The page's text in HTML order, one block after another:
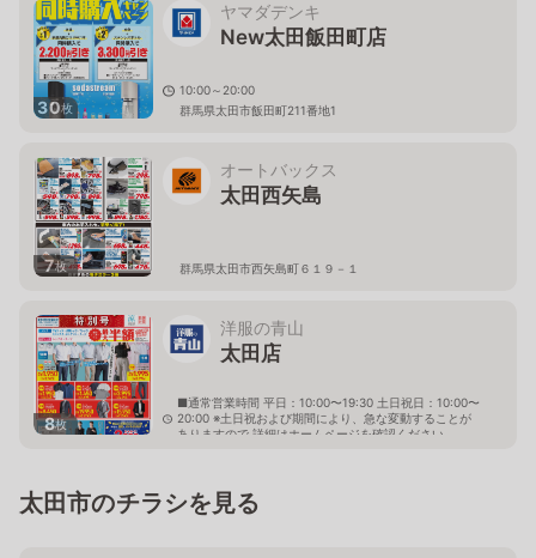
30枚
ヤマダデンキ
New太田飯田町店
10:00～20:00
群馬県太田市飯田町211番地1
7枚
オートバックス
太田西矢島
群馬県太田市西矢島町６１９－１
8枚
洋服の青山
太田店
■通常営業時間 平日：10:00〜19:30 土日祝日：10:00〜
20:00 ※土日祝および期間により、急な変動することが
ありますので 詳細はホームページを確認ください
太田市のチラシを見る